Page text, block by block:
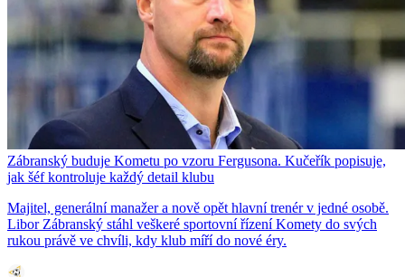
Zábranský buduje Kometu po vzoru Fergusona. Kučeřík popisuje,
jak šéf kontroluje každý detail klubu
Majitel, generální manažer a nově opět hlavní trenér v jedné osobě.
Libor Zábranský stáhl veškeré sportovní řízení Komety do svých
rukou právě ve chvíli, kdy klub míří do nové éry.